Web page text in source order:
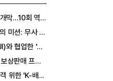
챔피언은 누가 될까
토카드 이벤트 진행
티 홍삼스틱' 공개
로모션’ 진행
배달' 문화 개척